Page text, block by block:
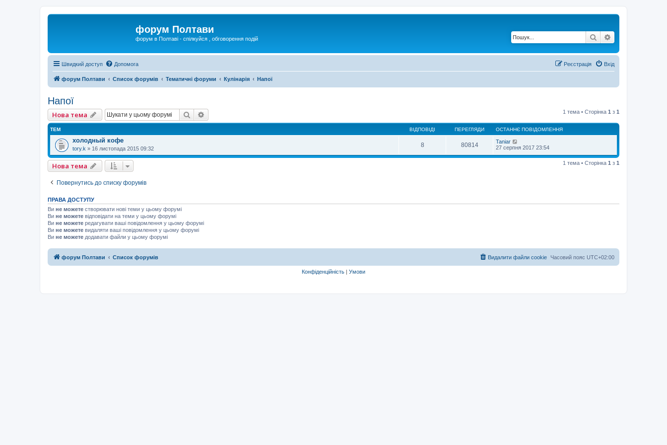
форум Полтави
форум в Полтаві - спілкуйся , обговорення подій Пошук
Швидкий доступ Допомога Вхід
Реєстрація
форум Полтави Список форумів Тематичні форуми Кулінарія Напої
Напої
Нова тема Пошук 1 тема • Сторінка 1 з 1
ТЕМ ВІДПОВІДІ ПЕРЕГЛЯДИ ОСТАННЄ ПОВІДОМЛЕННЯ
холодный кофе
tory.k » 16 листопада 2015 09:32
8 80814
Taniar
27 серпня 2017 23:54
Нова тема 1 тема • Сторінка 1 з 1
Повернутись до списку форумів
ПРАВА ДОСТУПУ
Ви не можете створювати нові теми у цьому форумі
Ви не можете відповідати на теми у цьому форумі
Ви не можете редагувати ваші повідомлення у цьому форумі
Ви не можете видаляти ваші повідомлення у цьому форумі
Ви не можете додавати файли у цьому форумі
форум Полтави Список форумів Часовий пояс UTC+02:00
Видалити файли cookie
Конфіденційність | Умови